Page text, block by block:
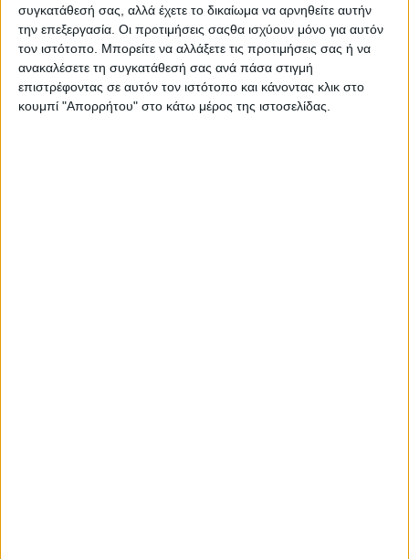
συγκατάθεσή σας, αλλά έχετε το δικαίωμα να αρνηθείτε αυτήν
την επεξεργασία. Οι προτιμήσεις σαςθα ισχύουν μόνο για αυτόν
τον ιστότοπο. Μπορείτε να αλλάξετε τις προτιμήσεις σας ή να
ανακαλέσετε τη συγκατάθεσή σας ανά πάσα στιγμή
επιστρέφοντας σε αυτόν τον ιστότοπο και κάνοντας κλικ στο
κουμπί "Απορρήτου" στο κάτω μέρος της ιστοσελίδας.